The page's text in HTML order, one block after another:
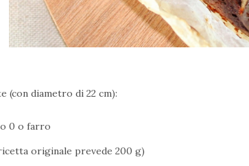
diametro di 22 cm):
0 o farro
originale prevede 200 g)